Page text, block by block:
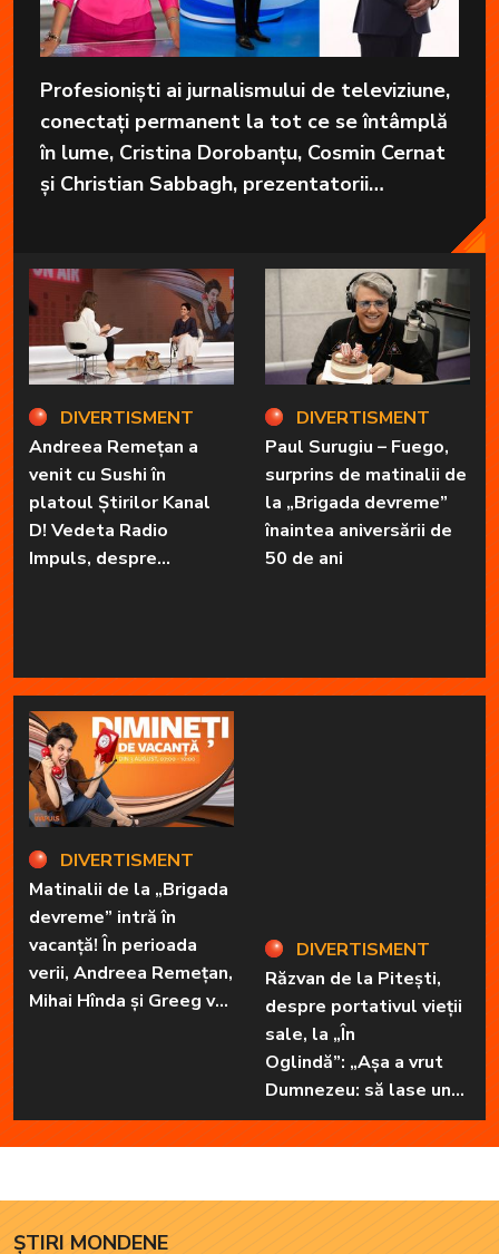
Profesioniști ai jurnalismului de televiziune,
conectați permanent la tot ce se întâmplă
în lume, Cristina Dorobanțu, Cosmin Cernat
și Christian Sabbagh, prezentatorii
în fața telespectatorilor.
DIVERTISMENT
Andreea Remețan a
venit cu Sushi în
platoul Știrilor Kanal
D! Vedeta Radio
Impuls, despre
DIVERTISMENT
Matinalii de la „Brigada
devreme” intră în
vacanță! În perioada
verii, Andreea Remețan,
Mihai Hînda și Greeg vor
da, pe rând, trezirea cu
„Dimineți de vacanță”
DIVERTISMENT
Paul Surugiu – Fuego,
surprins de matinalii de
la „Brigada devreme”
înaintea aniversării de
50 de ani
în familie cu har, harul
de a cânta, să poată să
ofere familiei ceea ce-i
lipsește”
metastază. E foarte greu”